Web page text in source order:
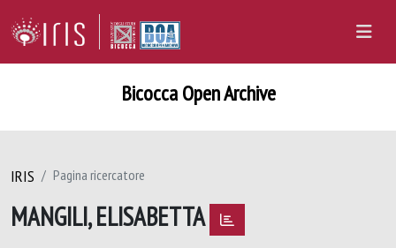
Bicocca Open Archive
IRIS Pagina ricercatore
MANGILI, ELISABETTA